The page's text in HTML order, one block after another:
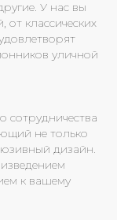
У нас вы
классических
уличной
сотрудничества
не только
дизайн.
к вашему